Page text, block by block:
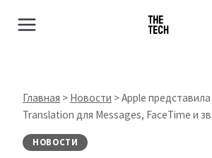
Главная > Новости >Apple
Translation для Messages, FaceTime и
НОВОСТИ